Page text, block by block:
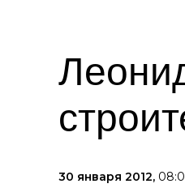
30 января 2012,